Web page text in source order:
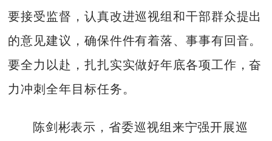
要接受监督，认真改进巡视组和干部群众提出
的意见建议，确保件件有着落、事事有回音。
要全力以赴，扎扎实实做好年底各项工作，奋
力冲刺全年目标任务。
陈剑彬表示，省委巡视组来宁强开展巡